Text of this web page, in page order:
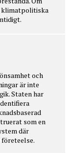
klimatpolitiska
och
är inte
Staten har
som en
där